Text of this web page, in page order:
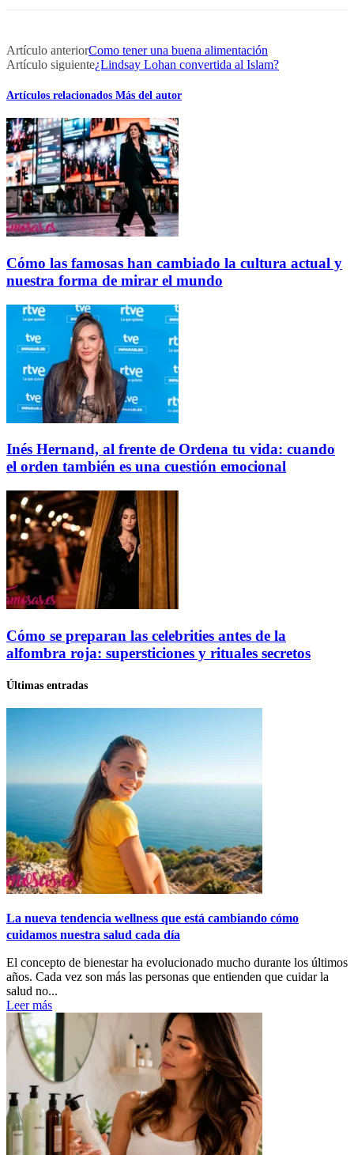
Artículo anteriorComo tener una buena alimentación
Artículo siguiente¿Lindsay Lohan convertida al Islam?
Artículos relacionados Más del autor
Cómo las famosas han cambiado la cultura actual y
nuestra forma de mirar el mundo
Inés Hernand, al frente de Ordena tu vida: cuando
el orden también es una cuestión emocional
Cómo se preparan las celebrities antes de la
alfombra roja: supersticiones y rituales secretos
Últimas entradas
La nueva tendencia wellness que está cambiando cómo
cuidamos nuestra salud cada día
El concepto de bienestar ha evolucionado mucho durante los últimos
años. Cada vez son más las personas que entienden que cuidar la
salud no...
Leer más